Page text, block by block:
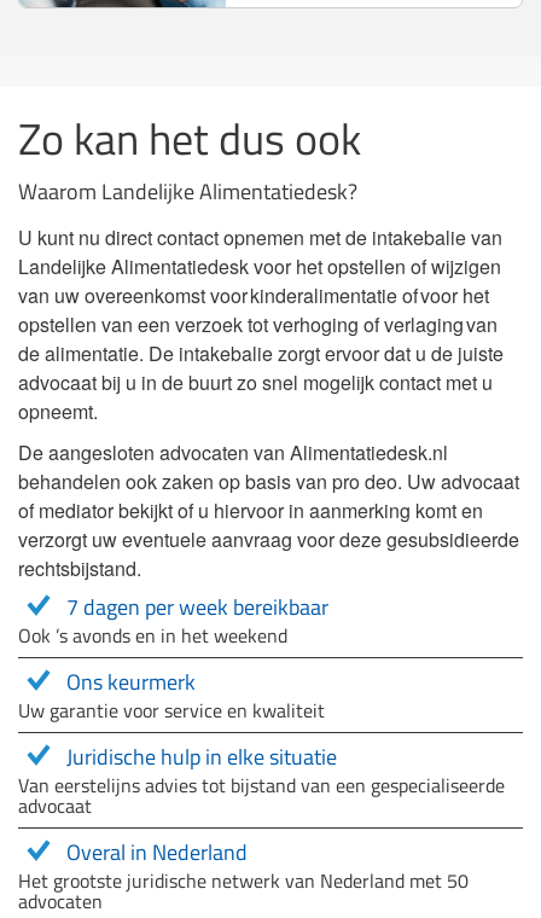
Zo kan het dus ook
Waarom Landelijke Alimentatiedesk?
U kunt nu direct contact opnemen met de intakebalie van
Landelijke Alimentatiedesk voor het opstellen of wijzigen
van uw overeenkomst voor kinderalimentatie of voor het
opstellen van een verzoek tot verhoging of verlaging van
de alimentatie. De intakebalie zorgt ervoor dat u de juiste
advocaat bij u in de buurt zo snel mogelijk contact met u
opneemt.
De aangesloten advocaten van Alimentatiedesk.nl
behandelen ook zaken op basis van pro deo. Uw advocaat
of mediator bekijkt of u hiervoor in aanmerking komt en
verzorgt uw eventuele aanvraag voor deze gesubsidieerde
rechtsbijstand.
7 dagen per week bereikbaar
Ook ’s avonds en in het weekend
Ons keurmerk
Uw garantie voor service en kwaliteit
Juridische hulp in elke situatie
Van eerstelijns advies tot bijstand van een gespecialiseerde
advocaat
Overal in Nederland
Het grootste juridische netwerk van Nederland met 50
advocaten